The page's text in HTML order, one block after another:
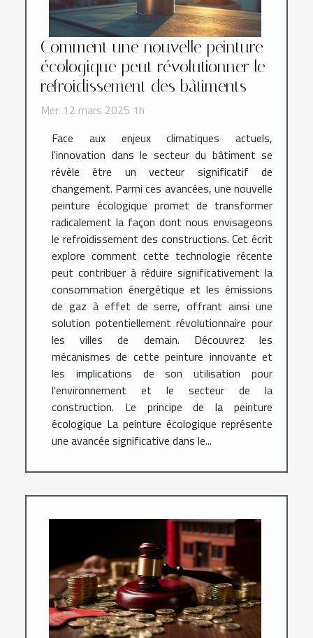
Comment une nouvelle peinture
écologique peut révolutionner le
refroidissement des bâtiments
Mer. 12 mars 2025 1h
Face aux enjeux climatiques actuels,
l'innovation dans le secteur du bâtiment se
révèle être un vecteur significatif de
changement. Parmi ces avancées, une nouvelle
peinture écologique promet de transformer
radicalement la façon dont nous envisageons
le refroidissement des constructions. Cet écrit
explore comment cette technologie récente
peut contribuer à réduire significativement la
consommation énergétique et les émissions
de gaz à effet de serre, offrant ainsi une
solution potentiellement révolutionnaire pour
les villes de demain. Découvrez les
mécanismes de cette peinture innovante et
les implications de son utilisation pour
l'environnement et le secteur de la
construction. Le principe de la peinture
écologique La peinture écologique représente
une avancée significative dans le...